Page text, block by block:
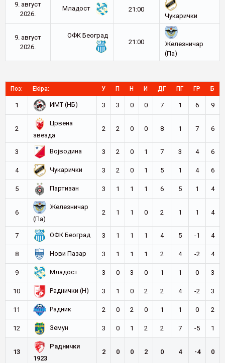
9. август
2026.
Младост
21:00
Чукарички
9. август
2026.
ОФК Београд
21:00
Железничар
(Па)
Поз: Ekipa: У П Н И ДГ ПГ ГР Б
1 ИМТ (НБ) 3 3 0 0 7 1 6 9
2
Црвена
звезда
2 2 0 0 8 1 7 6
3 Војводина 3 2 0 1 7 3 4 6
4 Чукарички 3 2 0 1 5 1 4 6
5 Партизан 3 1 1 1 6 5 1 4
6
Железничар
(Па)
2 1 1 0 2 1 1 4
7 ОФК Београд 3 1 1 1 4 5 -1 4
8 Нови Пазар 3 1 1 1 2 4 -2 4
9 Младост 3 0 3 0 1 1 0 3
10 Раднички (Н) 3 1 0 2 2 4 -2 3
11 Радник 2 0 2 0 1 1 0 2
12 Земун 3 0 1 2 2 7 -5 1
13
Раднички
1923
2 0 0 2 0 4 -4 0